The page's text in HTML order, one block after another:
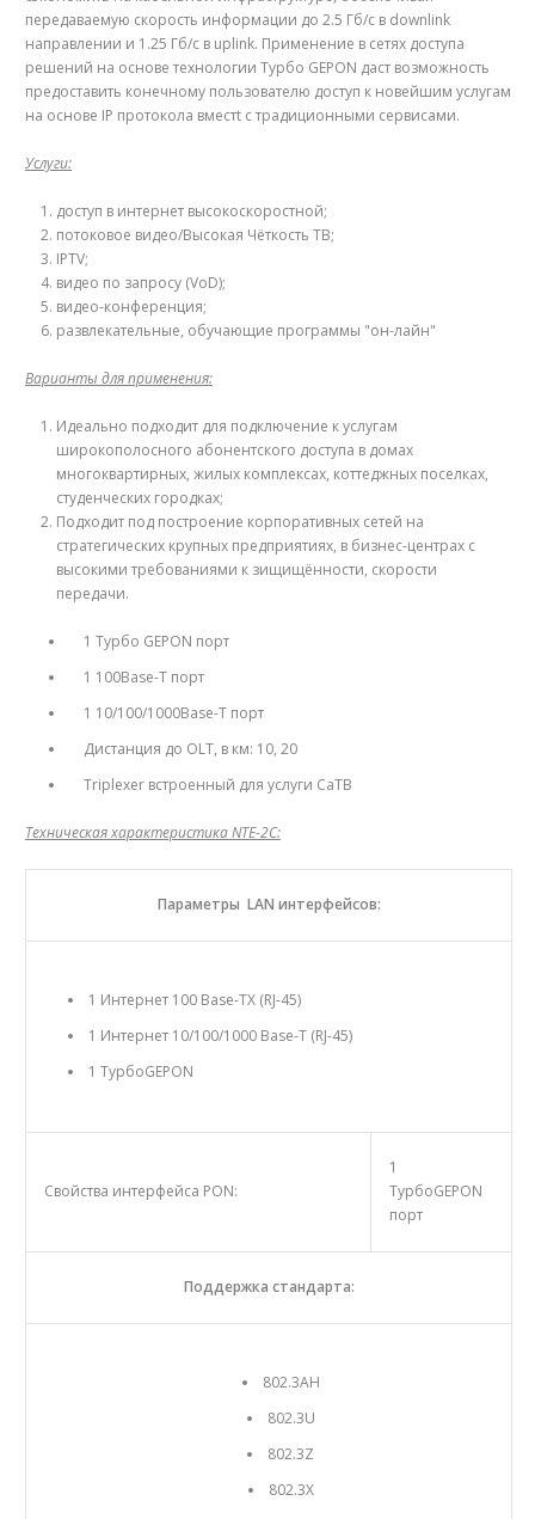
передаваемую скорость информации до 2.5 Гб/с в downlink
направлении и 1.25 Гб/с в uplink. Применение в сетях доступа
решений на основе технологии Tурбо GEPON даст возможность
предоставить конечному пользователю доступ к новейшим услугам
на основе IP протоко­ла вместt с традиционными сервисами.
Услуги:
доступ в интернет высокоскоростной;
потоковое видео/Высокая Чёткость TВ;
IPTV;
видео по запросу (VoD);
видео-конференция;
развлекательные, обучающие программы "он-лайн"
Варианты для применения:
Идеально подходит для подключение к услугам
широкополосного абонентского доступа в домах
многоквартирных, жилых комплексах, коттеджных поселках,
студенческих городках;
Подходит под построение корпоративных сетей на
стратегических крупных предприятиях, в бизнес-центрах с
высокими требованиями к зищищённости, скорости
передачи.
1 Tурбо GEPON порт
1 100Base-T порт
1 10/100/1000Base-T порт
Дистанция до OLT, в км: 10, 20
Triplexer встроенный для услуги CaTВ
Техническая характеристика NTE-2C:
Параметры LAN интерфейсов:
1 Интернет 100 Base-TX (RJ-45)
1 Интернет 10/100/1000 Base-T (RJ-45)
1 TурбоGEPON
Свойства интерфейса PON:
1
TурбоGEPON
порт
Поддержка стандарта:
802.3AH
802.3U
802.3Z
802.3X